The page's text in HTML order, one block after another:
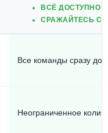
ВСЁ ДОСТУПНО
СРАЖАЙТЕСЬ С
Все команды сразу
Неограниченное